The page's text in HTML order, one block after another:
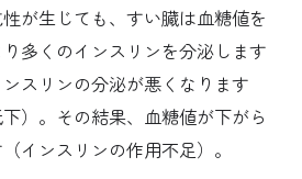
が生じても、すい臓は血糖値を
多くのインスリンを分泌します
スリンの分泌が悪くなります
下）。その結果、血糖値が下がら
インスリンの作用不足）。